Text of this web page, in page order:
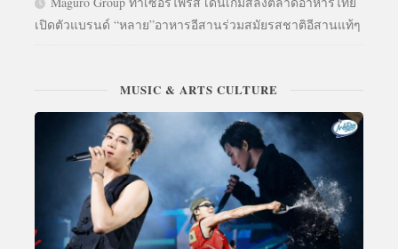
เปิดตัวแบรนด์ “หลาย”อาหารอีสานร่วมสมัยรสชาติอีสานแท้ๆ
MUSIC & ARTS CULTURE